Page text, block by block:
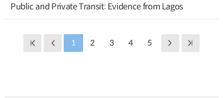
Public and Private Transit: Evidence from Lagos
1 2 3 4 5